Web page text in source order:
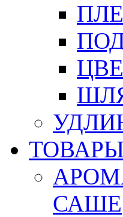
САШЕ